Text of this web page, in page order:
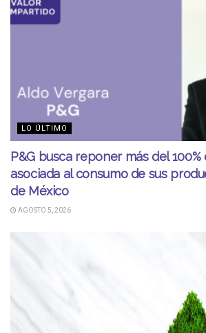
LO ÚLTIMO
P&G busca reponer más del 100%
asociada al consumo de sus
de México
AGOSTO 5, 2026